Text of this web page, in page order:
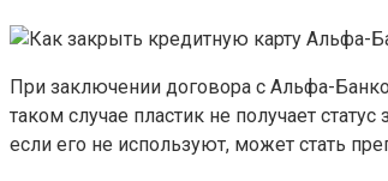
При заключении договора с Альфа-
таком случае пластик не получает
если его не используют, может стать